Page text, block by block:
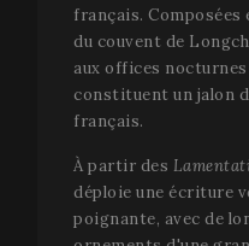
français. Composées
du couvent de
aux offices
constituent un jalon
français.
À partir des
déploie une écriture
poignante, avec de